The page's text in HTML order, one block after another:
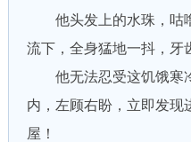
他头发上的水珠，咕
流下，全身猛地一抖，牙
他无法忍受这饥饿寒
内，左顾右盼，立即发现
屋！